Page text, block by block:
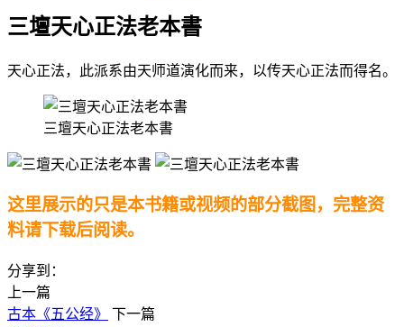
三壇天心正法老本書
天心正法，此派系由天师道演化而来，以传天心正法而得名。
三壇天心正法老本書
这里展示的只是本书籍或视频的部分截图，完整资
料请下载后阅读。
分享到：
上一篇
古本《五公经》
下一篇